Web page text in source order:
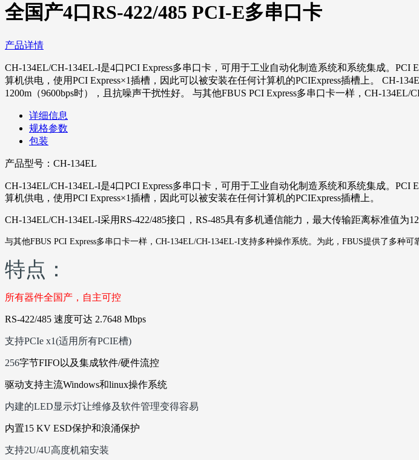
全国产4口RS-422/485 PCI-E多串口卡
产品详情
CH-134EL/CH-134EL-I是4口PCI Express多串口卡，可用于工业自动化制造系统和系统集成。
算机供电，使用PCI Express×1插槽，因此可以被安装在任何计算机的PCIExpress插槽上。 CH-
1200m（9600bps时），且抗噪声干扰性好。 与其他FBUS PCI Express多串口卡一样，CH-134EL/
详细信息
规格参数
包装
产品型号： CH-134EL
CH-134EL/CH-134EL-I是4口PCI Express多串口卡，可用于工业自动化制造系统和系统集成。 PCI
算机供电， 使用PCI Express×1插槽 ，因此可以被安装在任何计算机的PCIExpress插槽 上。
CH-134EL/CH-134EL-I采用RS-422/485接口， RS-485具有多机通信能力，最大传输距离标准值为
与其他FBUS PCI Express多串口卡一样， CH-134EL/CH-134EL-I支持多种操作系统。为此， FBUS提供了多种可
特点：
所有器件全国产，自主可控
RS-422/485 速度可达 2.7648 Mbps
支持PCIe x1(适用所有PCIE槽)
256字节FIFO 以及集成软件/硬件流控
驱动支持主流Windows和linux操作系统
内建的LED显示灯让维修及软件管理变得容易
内置15 KV ESD保护和浪涌保护
支持2U/4U高度机箱安装